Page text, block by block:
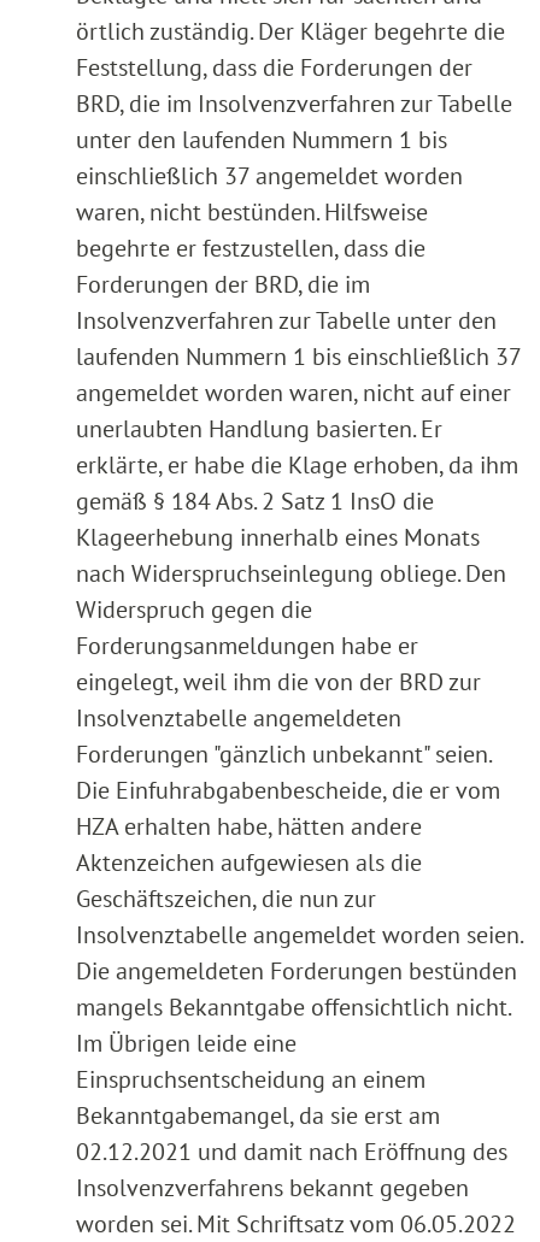
örtlich zuständig. Der Kläger begehrte die
Feststellung, dass die Forderungen der
BRD, die im Insolvenzverfahren zur Tabelle
unter den laufenden Nummern 1 bis
einschließlich 37 angemeldet worden
waren, nicht bestünden. Hilfsweise
begehrte er festzustellen, dass die
Forderungen der BRD, die im
Insolvenzverfahren zur Tabelle unter den
laufenden Nummern 1 bis einschließlich 37
angemeldet worden waren, nicht auf einer
unerlaubten Handlung basierten. Er
erklärte, er habe die Klage erhoben, da ihm
gemäß § 184 Abs. 2 Satz 1 InsO die
Klageerhebung innerhalb eines Monats
nach Widerspruchseinlegung obliege. Den
Widerspruch gegen die
Forderungsanmeldungen habe er
eingelegt, weil ihm die von der BRD zur
Insolvenztabelle angemeldeten
Forderungen "gänzlich unbekannt" seien.
Die Einfuhrabgabenbescheide, die er vom
HZA erhalten habe, hätten andere
Aktenzeichen aufgewiesen als die
Geschäftszeichen, die nun zur
Insolvenztabelle angemeldet worden seien.
Die angemeldeten Forderungen bestünden
mangels Bekanntgabe offensichtlich nicht.
Im Übrigen leide eine
Einspruchsentscheidung an einem
Bekanntgabemangel, da sie erst am
02.12.2021 und damit nach Eröffnung des
Insolvenzverfahrens bekannt gegeben
worden sei. Mit Schriftsatz vom 06.05.2022